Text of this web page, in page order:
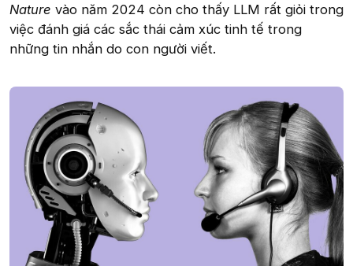
Nature vào năm 2024 còn cho thấy LLM rất giỏi trong
việc đánh giá các sắc thái cảm xúc tinh tế trong
những tin nhắn do con người viết.